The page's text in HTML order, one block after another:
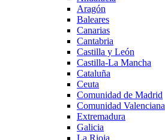
Aragón
Baleares
Canarias
Cantabria
Castilla y León
Castilla-La Mancha
Cataluña
Ceuta
Comunidad de Madrid
Comunidad Valenciana
Extremadura
Galicia
La Rioja